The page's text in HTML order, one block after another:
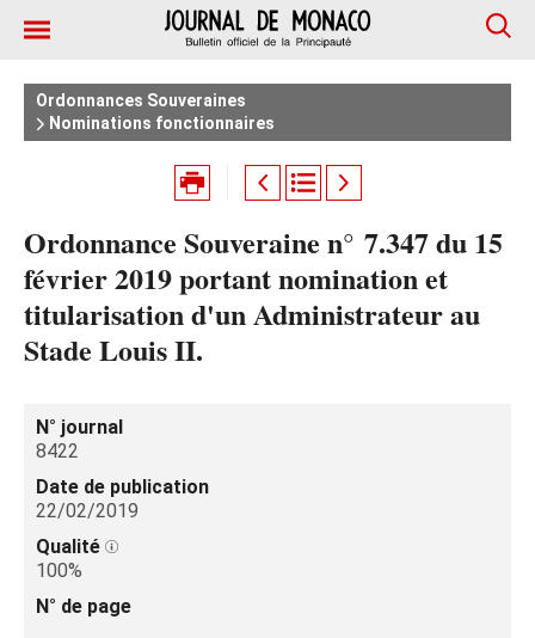
Ordonnances Souveraines
Nominations fonctionnaires
Ordonnance Souveraine n° 7.347 du 15
février 2019 portant nomination et
titularisation d'un Administrateur au
Stade Louis II.
N° journal
8422
Date de publication
22/02/2019
Qualité
100%
N° de page